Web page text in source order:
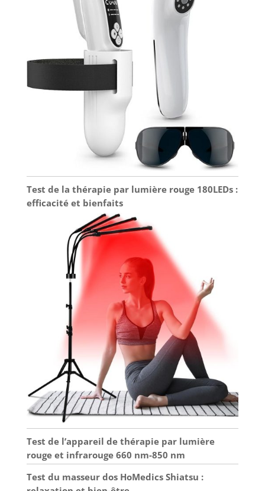
produit : 80 L x 44 l x 114 H cm | Poids du produit
: 14,3 kg. [Service client sans souci] : Un manuel de
montage détaillé facilite l’assemblage de votre velo
d’appartement. De plus, nous offrons 12 mois de
garantie. Pour toute question ou problème, notre
équipe de support est disponible rapidement et
efficacement à tout moment.
Test de la thérapie par lumière rouge 180LEDs :
efficacité et bienfaits
Test de l’appareil de thérapie par lumière
rouge et infrarouge 660 nm-850 nm
Test du masseur dos HoMedics Shiatsu :